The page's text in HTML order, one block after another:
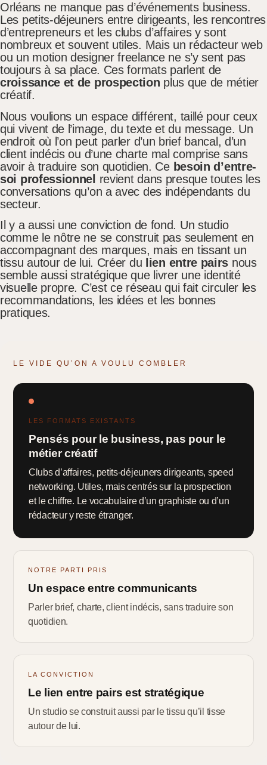
Orléans ne manque pas d’événements business.
Les petits-déjeuners entre dirigeants, les rencontres
d’entrepreneurs et les clubs d’affaires y sont
nombreux et souvent utiles. Mais un rédacteur web
ou un motion designer freelance ne s’y sent pas
toujours à sa place. Ces formats parlent de
croissance et de prospection plus que de métier
créatif.
Nous voulions un espace différent, taillé pour ceux
qui vivent de l’image, du texte et du message. Un
endroit où l’on peut parler d’un brief bancal, d’un
client indécis ou d’une charte mal comprise sans
avoir à traduire son quotidien. Ce besoin d’entre-
soi professionnel revient dans presque toutes les
conversations qu’on a avec des indépendants du
secteur.
Il y a aussi une conviction de fond. Un studio
comme le nôtre ne se construit pas seulement en
accompagnant des marques, mais en tissant un
tissu autour de lui. Créer du lien entre pairs nous
semble aussi stratégique que livrer une identité
visuelle propre. C’est ce réseau qui fait circuler les
recommandations, les idées et les bonnes
pratiques.
LE VIDE QU’ON A VOULU COMBLER
LES FORMATS EXISTANTS
Pensés pour le business, pas pour le
métier créatif
Clubs d’affaires, petits-déjeuners dirigeants, speed
networking. Utiles, mais centrés sur la prospection
et le chiffre. Le vocabulaire d’un graphiste ou d’un
rédacteur y reste étranger.
NOTRE PARTI PRIS
Un espace entre communicants
Parler brief, charte, client indécis, sans traduire son
quotidien.
LA CONVICTION
Le lien entre pairs est stratégique
Un studio se construit aussi par le tissu qu’il tisse
autour de lui.